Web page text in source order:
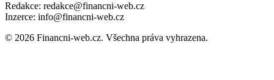
Redakce: redakce@financni-web.cz
Inzerce: info@financni-web.cz
© 2026 Financni-web.cz. Všechna práva vyhrazena.